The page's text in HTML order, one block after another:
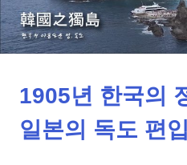
국
일
역
사
적
1905년 한국의
일본의 독도 편입